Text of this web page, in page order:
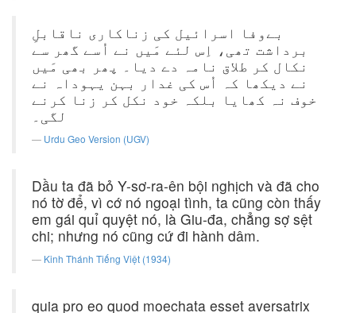
بےوفا اسرائیل کی زناکاری ناقابلِ
برداشت تھی، اِس لئے مَیں نے اُسے گھر سے
نکال کر طلاق نامہ دے دیا۔ پھر بھی مَیں
نے دیکھا کہ اُس کی غدار بہن یہوداہ نے
خوف نہ کھایا بلکہ خود نکل کر زنا کرنے
لگی۔
Urdu Geo Version (UGV)
Dầu ta đã bỏ Y-sơ-ra-ên bội nghịch và đã cho
nó tờ để, vì cớ nó ngoại tình, ta cũng còn thấy
em gái quỉ quyệt nó, là Giu-đa, chẳng sợ sệt
chi; nhưng nó cũng cứ đi hành dâm.
Kinh Thánh Tiếng Việt (1934)
quia pro eo quod moechata esset aversatrix